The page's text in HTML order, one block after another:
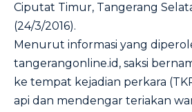
Ciputat Timur, Tangerang
(24/3/2016).
Menurut informasi yang
tangerangonline.id , saksi
ke tempat kejadian perkara
api dan mendengar teriakan